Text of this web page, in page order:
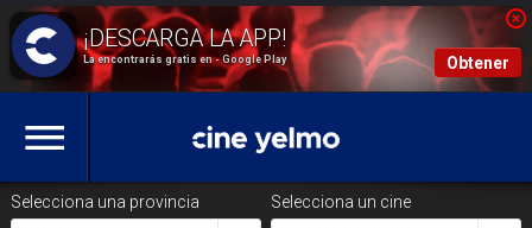
La encontrarás gratis en - Google Play Obtener
Selecciona una provincia
Selecciona un cine